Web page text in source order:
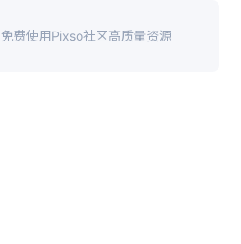
免费使用Pixso社区高质量资源